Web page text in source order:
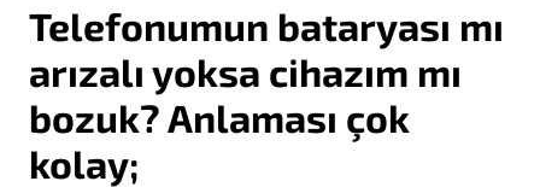
Telefonumun bataryası mı
arızalı yoksa cihazım mı
bozuk? Anlaması çok
kolay;